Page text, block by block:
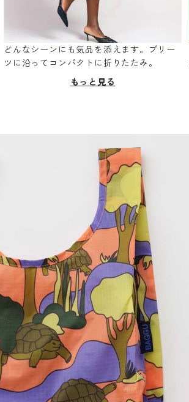
どんなシーンにも気品を添えます。プリー
ツに沿ってコンパクトに折りたたみ。
もっと見る